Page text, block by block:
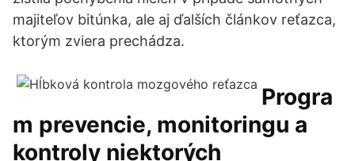
majiteľov bitúnka, ale aj ďalších článkov reťazca,
ktorým zviera prechádza.
Progra
m prevencie, monitoringu a
kontroly niektorých